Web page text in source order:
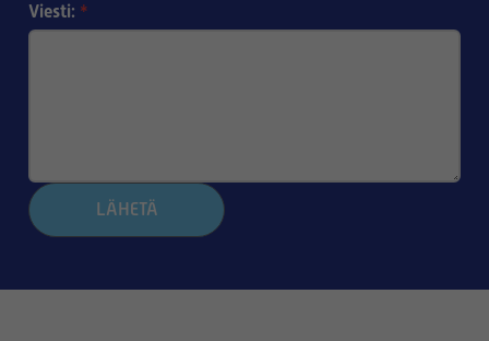
Viesti: *
LÄHETÄ